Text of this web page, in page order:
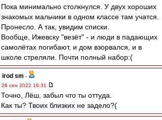
Пока минимально столкнулся. У двух хороших
знакомых мальчики в одном классе там учатся.
Пронесло. А так, увидим списки.
Вообще, Ижевску "везёт" - и люди в падающих
самолётах погибают, и дом взорвался, и в
школе стреляли. Почти полный набор:(
irod sm -
26 сен 2022 16:31
Точно, Лёш, забыл что ты оттуда.
Как ты? Твоих близких не задело?(